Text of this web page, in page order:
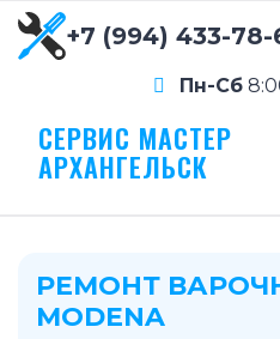
+7 (994) 433-78-
Пн-Сб
СЕРВИС МАСТЕР
АРХАНГЕЛЬСК
РЕМОНТ
MODENA